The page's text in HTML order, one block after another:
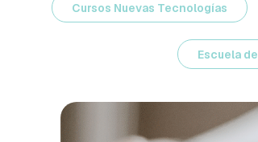
Cursos Nuevas Tecnologías
Escuela